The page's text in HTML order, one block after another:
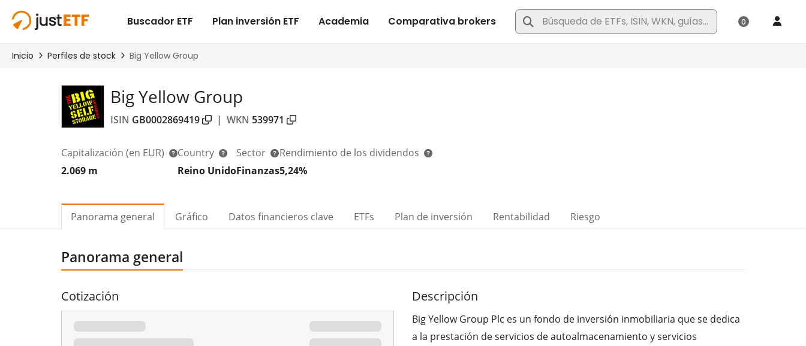
Big Yellow Group
ISIN GB0002869419 | WKN 539971
Capitalización (en EUR)
2.069 m
Country
Reino Unido
Sector
Finanzas
Rendimiento de los dividendos
5,24%
Panorama general Gráfico Datos financieros clave ETFs Plan de inversión Rentabilidad Riesgo
Panorama general
Cotización Descripción
Big Yellow Group Plc es un fondo de inversión inmobiliaria que se dedica
a la prestación de servicios de autoalmacenamiento y servicios